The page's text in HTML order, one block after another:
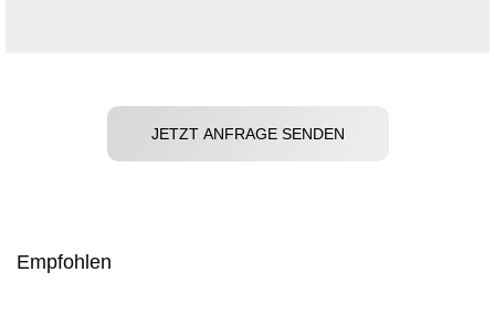
JETZT ANFRAGE SENDEN
Empfohlen